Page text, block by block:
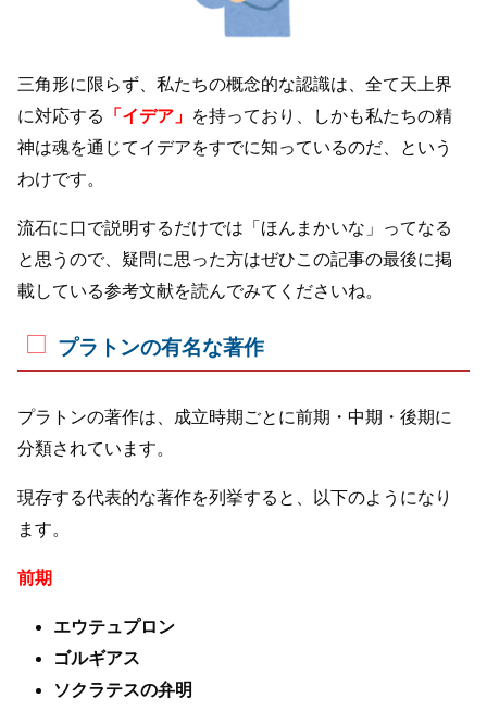
三角形に限らず、私たちの概念的な認識は、全て天上界
に対応する
「イデア」 を持っており、しかも私たちの精
神は魂を通じてイデアをすでに知っているのだ、という
わけです。
流石に口で説明するだけでは「ほんまかいな」ってなる
と思うので、疑問に思った方はぜひこの記事の最後に掲
載している参考文献を読んでみてくださいね。
プラトンの有名な著作
プラトンの著作は、成立時期ごとに前期・中期・後期に
分類されています。
現存する代表的な著作を列挙すると、以下のようになり
ます。
前期
エウテュプロン
ゴルギアス
ソクラテスの弁明